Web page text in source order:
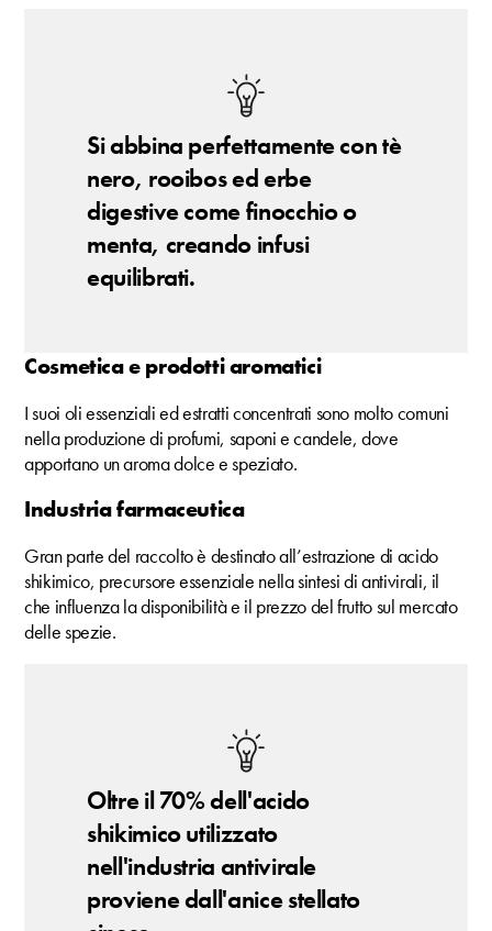
Si abbina perfettamente con tè
nero, rooibos ed erbe
digestive come finocchio o
menta, creando infusi
equilibrati.
Cosmetica e prodotti aromatici
I suoi oli essenziali ed estratti concentrati sono molto comuni
nella produzione di profumi, saponi e candele, dove
apportano un aroma dolce e speziato.
Industria farmaceutica
Gran parte del raccolto è destinato all’estrazione di acido
shikimico, precursore essenziale nella sintesi di antivirali, il
che influenza la disponibilità e il prezzo del frutto sul mercato
delle spezie.
Oltre il 70% dell'acido
shikimico utilizzato
nell'industria antivirale
proviene dall'anice stellato